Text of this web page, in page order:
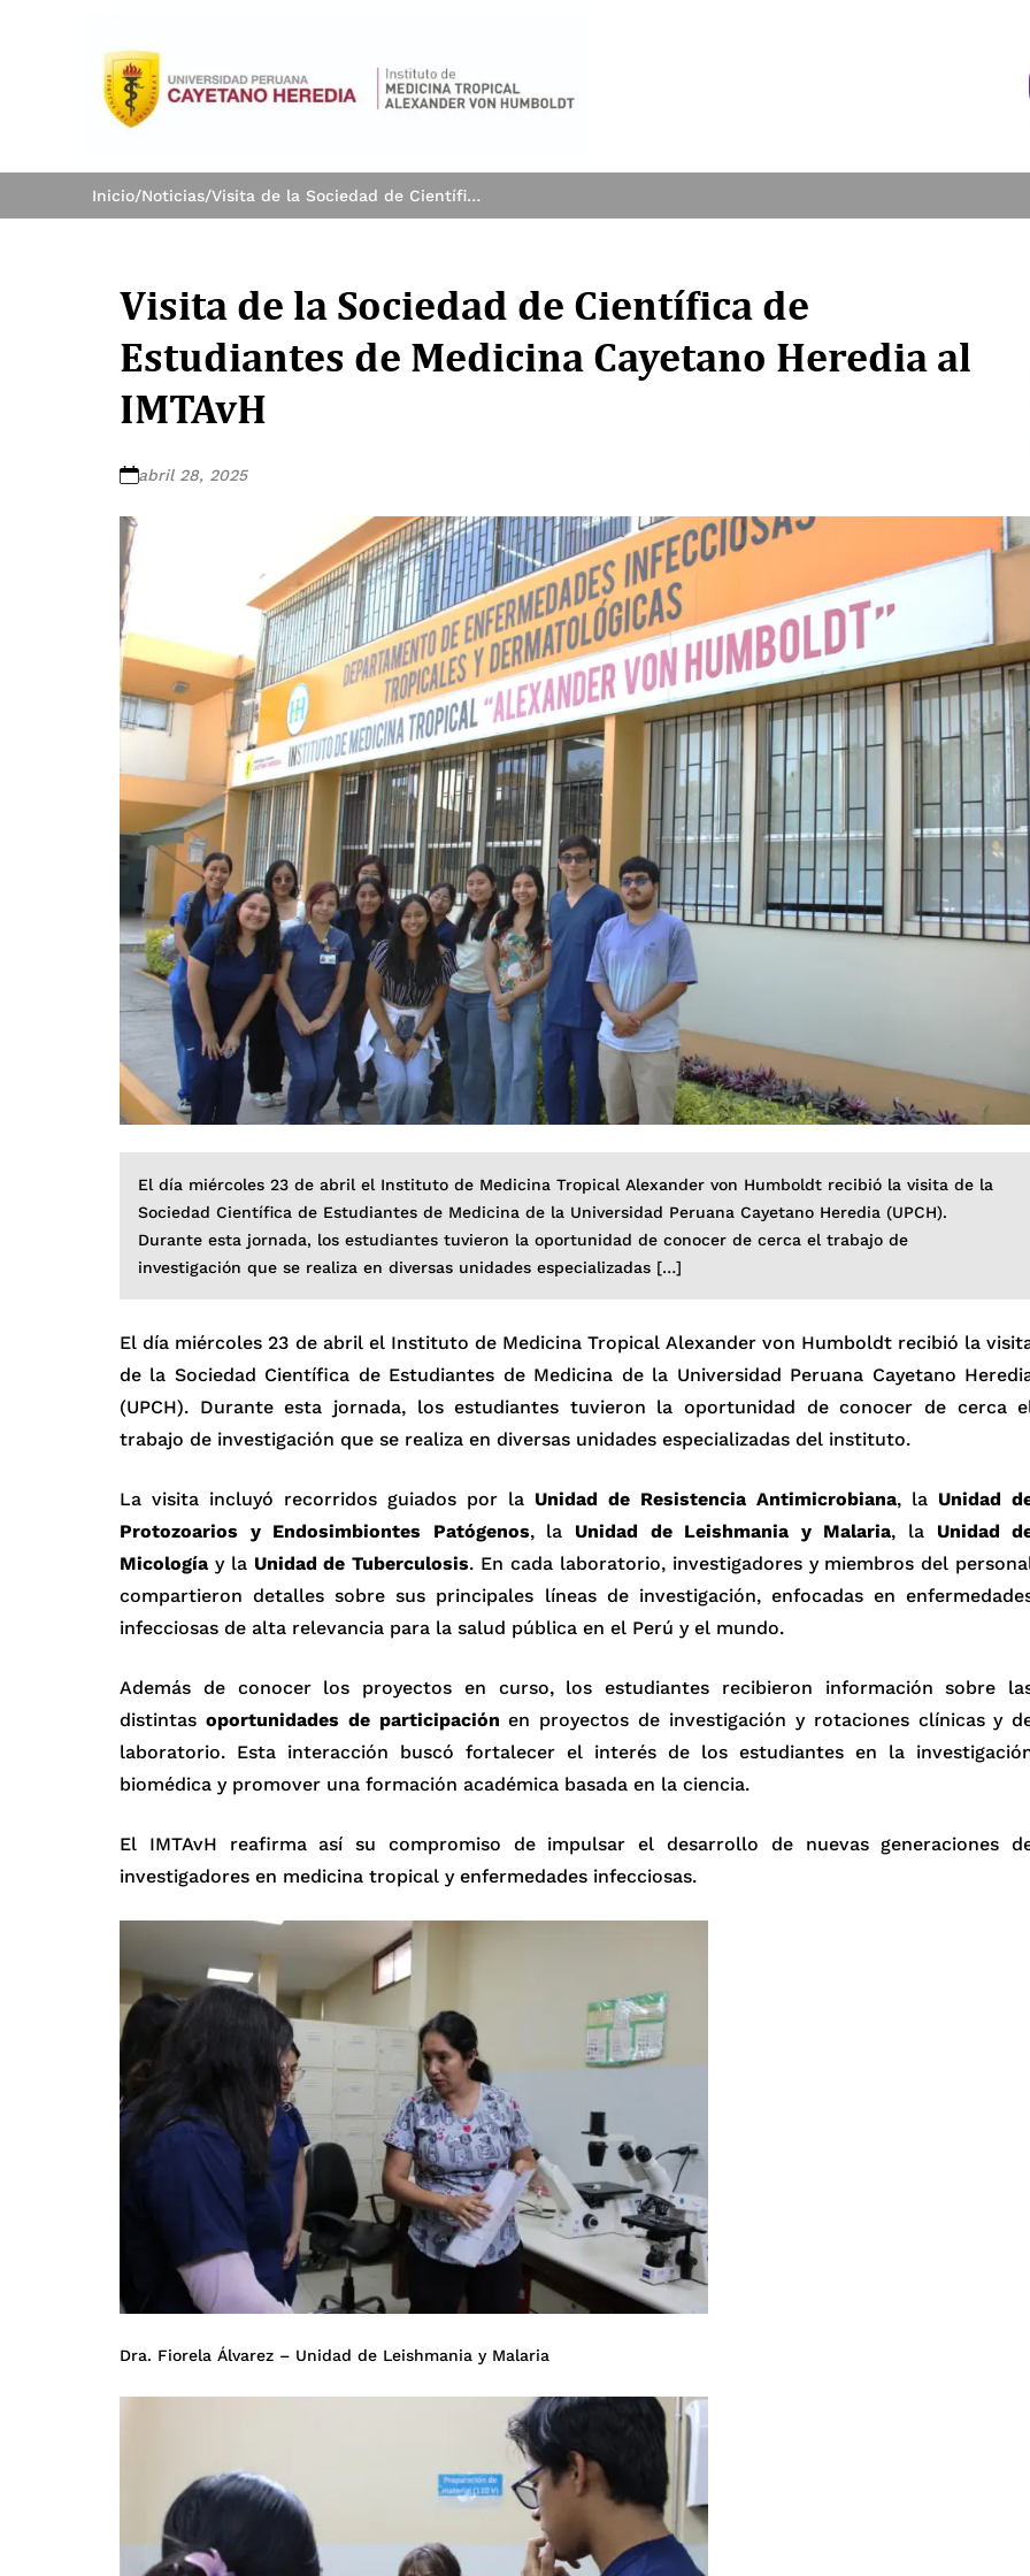
Inicio/Noticias/ Visita de la Sociedad de Científica de Estudiantes de Medicina Cayetano Heredia al IMTAvH
Visita de la Sociedad de Científica de
Estudiantes de Medicina Cayetano Heredia al
IMTAvH
abril 28, 2025
El día miércoles 23 de abril el Instituto de Medicina Tropical Alexander von Humboldt recibió la visita de la
Sociedad Científica de Estudiantes de Medicina de la Universidad Peruana Cayetano Heredia (UPCH).
Durante esta jornada, los estudiantes tuvieron la oportunidad de conocer de cerca el trabajo de
investigación que se realiza en diversas unidades especializadas […]
El día miércoles 23 de abril el Instituto de Medicina Tropical Alexander von Humboldt recibió la
de la Sociedad Científica de Estudiantes de Medicina de la Universidad Peruana Cayetano
(UPCH). Durante esta jornada, los estudiantes tuvieron la oportunidad de conocer de cerca
trabajo de investigación que se realiza en diversas unidades especializadas del instituto.
La visita incluyó recorridos guiados por la Unidad de Resistencia Antimicrobiana, la Unidad
Protozoarios y Endosimbiontes Patógenos, la Unidad de Leishmania y Malaria, la Unidad
Micología y la Unidad de Tuberculosis. En cada laboratorio, investigadores y miembros del
compartieron detalles sobre sus principales líneas de investigación, enfocadas en
infecciosas de alta relevancia para la salud pública en el Perú y el mundo.
Además de conocer los proyectos en curso, los estudiantes recibieron información sobre
distintas oportunidades de participación en proyectos de investigación y rotaciones clínicas y
laboratorio. Esta interacción buscó fortalecer el interés de los estudiantes en la
biomédica y promover una formación académica basada en la ciencia.
El IMTAvH reafirma así su compromiso de impulsar el desarrollo de nuevas generaciones
investigadores en medicina tropical y enfermedades infecciosas.
Dra. Fiorela Álvarez – Unidad de Leishmania y Malaria